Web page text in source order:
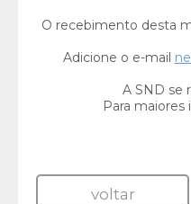
O recebimento desta
Adicione o e-mail
A SND se
Para
voltar